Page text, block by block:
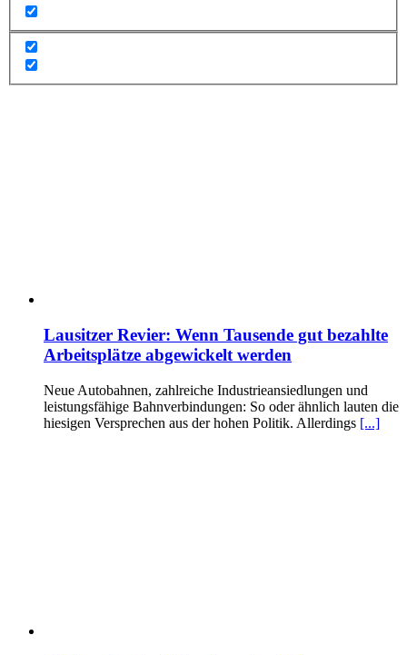
Lausitzer Revier: Wenn Tausende gut bezahlte
Arbeitsplätze abgewickelt werden
Neue Autobahnen, zahlreiche Industrieansiedlungen und
leistungsfähige Bahnverbindungen: So oder ähnlich lauten die
hiesigen Versprechen aus der hohen Politik. Allerdings [...]